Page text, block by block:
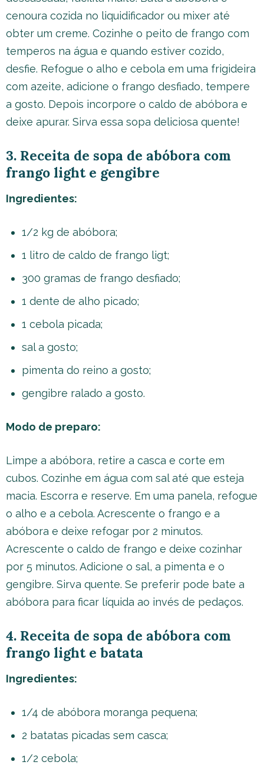
cenoura cozida no liquidificador ou mixer até
obter um creme. Cozinhe o peito de frango com
temperos na água e quando estiver cozido,
desfie. Refogue o alho e cebola em uma frigideira
com azeite, adicione o frango desfiado, tempere
a gosto. Depois incorpore o caldo de abóbora e
deixe apurar. Sirva essa sopa deliciosa quente!
3. Receita de sopa de abóbora com
frango light e gengibre
Ingredientes:
1/2 kg de abóbora;
1 litro de caldo de frango ligt;
300 gramas de frango desfiado;
1 dente de alho picado;
1 cebola picada;
sal a gosto;
pimenta do reino a gosto;
gengibre ralado a gosto.
Modo de preparo:
Limpe a abóbora, retire a casca e corte em
cubos. Cozinhe em água com sal até que esteja
macia. Escorra e reserve. Em uma panela, refogue
o alho e a cebola. Acrescente o frango e a
abóbora e deixe refogar por 2 minutos.
Acrescente o caldo de frango e deixe cozinhar
por 5 minutos. Adicione o sal, a pimenta e o
gengibre. Sirva quente. Se preferir pode bate a
abóbora para ficar líquida ao invés de pedaços.
4. Receita de sopa de abóbora com
frango light e batata
Ingredientes:
1/4 de abóbora moranga pequena;
2 batatas picadas sem casca;
1/2 cebola;